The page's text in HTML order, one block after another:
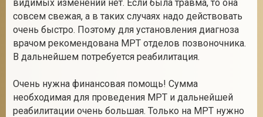
видимых изменений нет. Если была травма, то она
совсем свежая, а в таких случаях надо действовать
очень быстро. Поэтому для установления диагноза
врачом рекомендована МРТ отделов позвоночника.
В дальнейшем потребуется реабилитация.
Очень нужна финансовая помощь! Сумма
необходимая для проведения МРТ и дальнейшей
реабилитации очень большая. Только на МРТ нужно